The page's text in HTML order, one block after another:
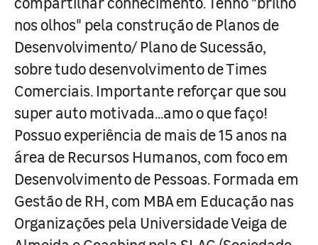
nos olhos" pela construção de Planos de
Desenvolvimento/ Plano de Sucessão,
sobre tudo desenvolvimento de Times
Comerciais. Importante reforçar que sou
super auto motivada...amo o que faço!
Possuo experiência de mais de 15 anos na
área de Recursos Humanos, com foco em
Desenvolvimento de Pessoas. Formada em
Gestão de RH, com MBA em Educação nas
Organizações pela Universidade Veiga de